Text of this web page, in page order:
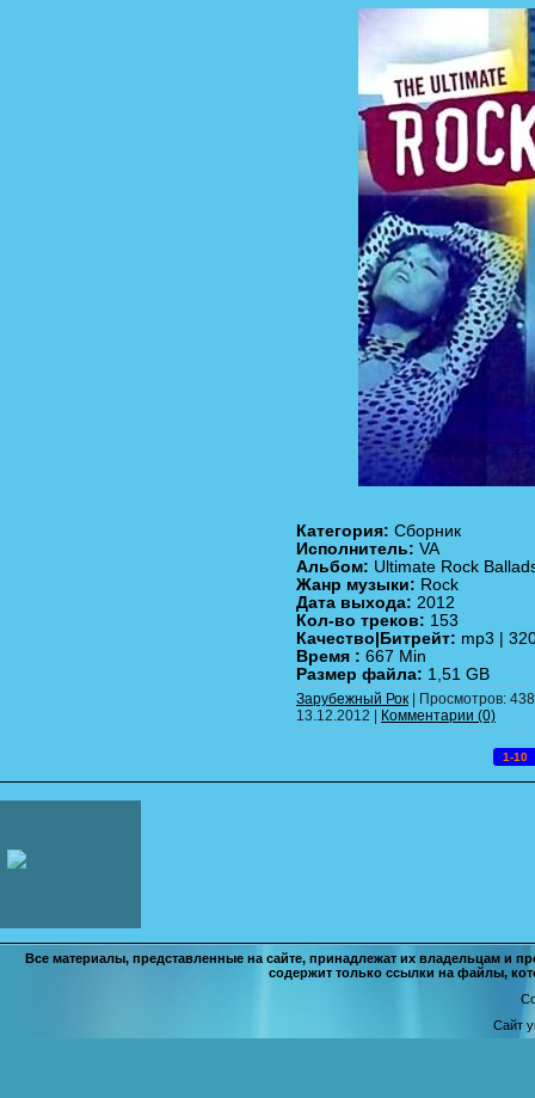
Категория: Сборник
Исполнитель: VA
Альбом: Ultimate Rock
Жанр музыки: Rock
Дата выхода: 2012
Кол-во треков: 153
Качество|Битрейт: mp3 |
Время : 667 Min
Размер файла: 1,51 GB
Зарубежный Рок | Просмотров:
13.12.2012 | Комментарии (0)
1-10
Все материалы, представленные на сайте, принадлежат их владельцам и
содержит только ссылки на файлы,
Сайт